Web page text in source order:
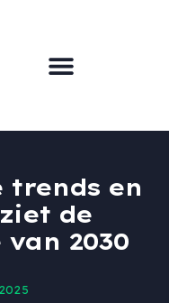
trends en
de
2030